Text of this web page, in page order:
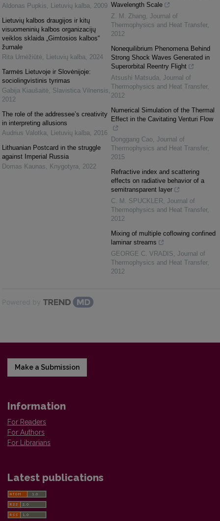
Aldonas Pupkis, Lietuvių kalba, 2009
Lietuvių kalbos draugijos ir kitų
visuomeninių kalbos organizacijų
veiklos sklaida „Gimtosios kalbos“
žurnale
Rita Urnėžiūtė, Lietuvių kalba, 2024
Tarmės Lietuvoje ir Slovėnijoje:
sociolingvistinis tyrimas
Gabija Kiaušaitė, Slavistica Vilnensis,
2012
The role of the addressee’s creativity
in interpreting allusions
Audrius Valotka, Lietuvių kalba, 2016
Lithuanian Postcard in the struggle
against Imperial Russia
Domas Kaunas, Knygotyra, 2022
Wavelength Scale
Z. M. Zhang, Journal of
Thermophysics and Heat Transfer,
2012
Nonequilibrium Phenomena Behind
Strong Shock Waves Generated in
Superorbital Reentry Flight
Atsushi Matsuda, Journal of
Thermophysics and Heat Transfer,
2012
Numerical Simulation of the Thermal
Effect in the Cavitating Venturi Flow
Donggang Cao, Journal of
Thermophysics and Heat Transfer,
2015
Refractive index and scattering
effects on radiative behavior of a
semitransparent layer
C. M. SPUCKLER, Journal of
Thermophysics and Heat Transfer,
2012
Mixing of multiple coflowing confined
laminar streams
GEORGE C. VRADIS, Journal of
Thermophysics and Heat Transfer,
2012
Powered by
Make a Submission
Information
For Readers
For Authors
For Librarians
Latest publications